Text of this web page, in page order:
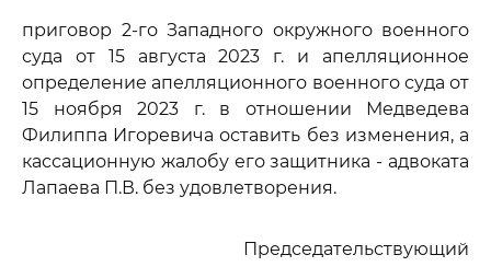
приговор 2-го Западного окружного военного
суда от 15 августа 2023 г. и апелляционное
определение апелляционного военного суда от
15 ноября 2023 г. в отношении Медведева
Филиппа Игоревича оставить без изменения, а
кассационную жалобу его защитника - адвоката
Лапаева П.В. без удовлетворения.
Председательствующий